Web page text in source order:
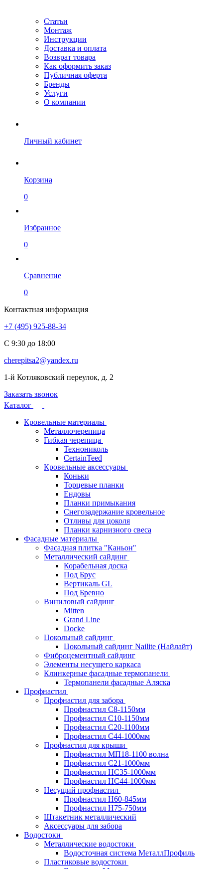
Статьи
Монтаж
Инструкции
Доставка и оплата
Возврат товара
Как оформить заказ
Публичная оферта
Бренды
Услуги
О компании
Личный кабинет
Корзина
0
Избранное
0
Сравнение
0
Контактная информация
+7 (495) 925-88-34
С 9:30 до 18:00
cherepitsa2@yandex.ru
1-й Котляковский переулок, д. 2
Заказать звонок
Каталог
Кровельные материалы
Металлочерепица
Гибкая черепица
Технониколь
CertainTeed
Кровельные аксессуары
Коньки
Торцевые планки
Ендовы
Планки примыкания
Снегозадержание кровельное
Отливы для цоколя
Планки карнизного свеса
Фасадные материалы
Фасадная плитка "Каньон"
Металлический сайдинг
Корабельная доска
Под Брус
Вертикаль GL
Под Бревно
Виниловый сайдинг
Mitten
Grand Line
Docke
Цокольный сайдинг
Цокольный сайдинг Nailite (Найлайт)
Фиброцементный сайдинг
Элементы несущего каркаса
Клинкерные фасадные термопанели
Термопанели фасадные Аляска
Профнастил
Профнастил для забора
Профнастил С8-1150мм
Профнастил С10-1150мм
Профнастил С20-1100мм
Профнастил С44-1000мм
Профнастил для крыши
Профнастил МП18-1100 волна
Профнастил С21-1000мм
Профнастил HC35-1000мм
Профнастил НС44-1000мм
Несущий профнастил
Профнастил Н60-845мм
Профнастил H75-750мм
Штакетник металлический
Аксессуары для забора
Водостоки
Металлические водостоки
Водосточная система МеталлПрофиль
Пластиковые водостоки